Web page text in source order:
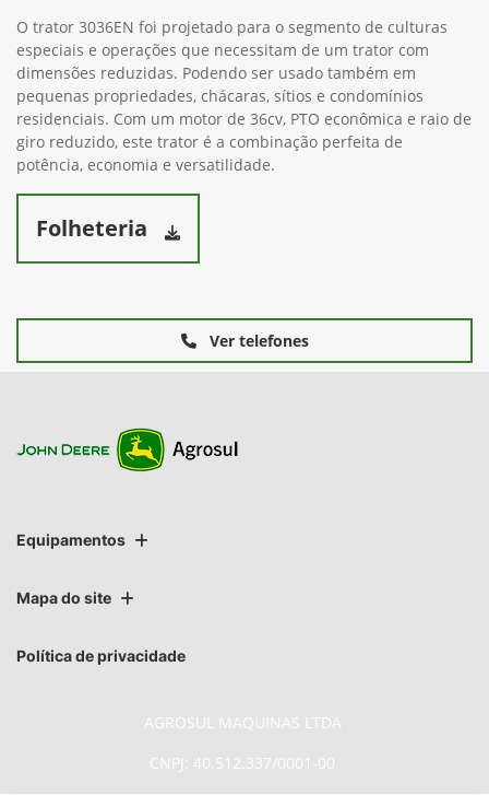
O trator 3036EN foi projetado para o segmento de culturas
especiais e operações que necessitam de um trator com
dimensões reduzidas. Podendo ser usado também em
pequenas propriedades, chácaras, sítios e condomínios
residenciais. Com um motor de 36cv, PTO econômica e raio de
giro reduzido, este trator é a combinação perfeita de
potência, economia e versatilidade.
Folheteria
Ver telefones
Equipamentos
Mapa do site
Política de privacidade
AGROSUL MAQUINAS LTDA
CNPJ: 40.512.337/0001-00